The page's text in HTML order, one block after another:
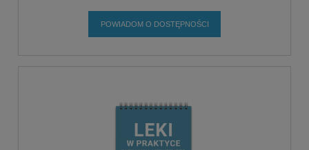
POWIADOM O DOSTĘPNOŚCI